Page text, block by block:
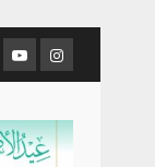
YoutubeInstagram